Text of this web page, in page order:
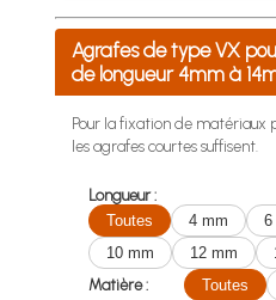
Achetez 4 sachets ou
Agrafes de type VX
de longueur 4mm à
Pour la fixation de matériaux
les agrafes courtes suffisent.
Longueur :
Toutes
4 mm 6
10 mm
12 mm
Matière :
Toutes